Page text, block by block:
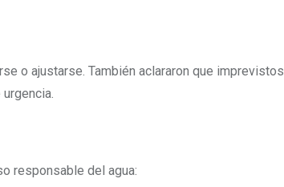
o ajustarse. También aclararon que imprevistos
responsable del agua: